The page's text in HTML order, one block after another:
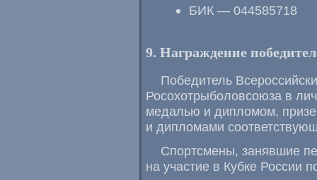
БИК — 044585718
9. Награждение
Победитель
Росохотрыболовсоюза в
медалью и дипломом,
и дипломами
Спортсмены, занявшие
на участие в Кубке России